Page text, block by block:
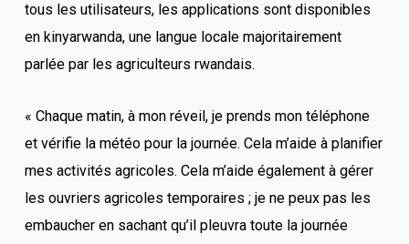
tous les utilisateurs, les applications sont disponibles
en kinyarwanda, une langue locale majoritairement
parlée par les agriculteurs rwandais.
« Chaque matin, à mon réveil, je prends mon téléphone
et vérifie la météo pour la journée. Cela m’aide à planifier
mes activités agricoles. Cela m’aide également à gérer
les ouvriers agricoles temporaires ; je ne peux pas les
embaucher en sachant qu’il pleuvra toute la journée